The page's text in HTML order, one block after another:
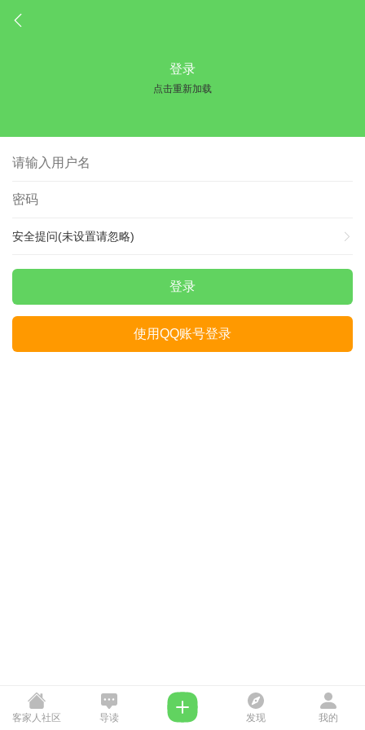
登录
点击重新加载
安全提问(未设置请忽略)
登录
使用QQ账号登录
客家人社区 导读 发现 我的